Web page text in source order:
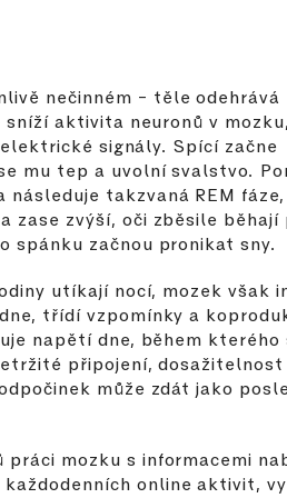
nečinném – těle
sníží aktivita neuronů v
signály. Spící začne
mu tep a uvolní svalstvo.
takzvaná REM
zase zvýší, oči zběsile běhají
spánku začnou pronikat sny.
utíkají nocí, mozek však
třídí vzpomínky a
napětí dne, během kterého
připojení, dosažitelnost
může zdát jako
mozku s informacemi
online aktivit,